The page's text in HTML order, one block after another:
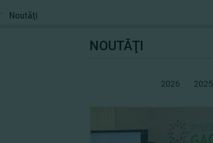
Noutăţi
NOUTĂŢI
2026 2025